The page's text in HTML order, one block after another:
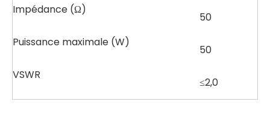
Impédance (Ω)
50
Puissance maximale (W)
50
VSWR
≤2,0